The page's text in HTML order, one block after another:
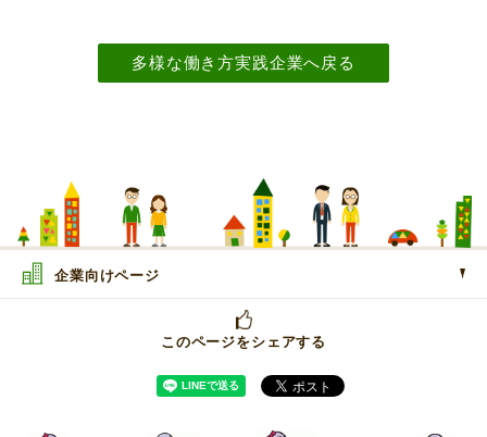
多様な働き方実践企業へ戻る
企業向けページ
このページをシェアする